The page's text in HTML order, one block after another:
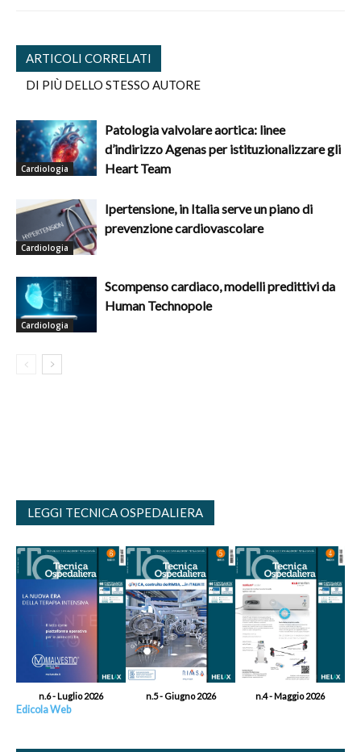
ARTICOLI CORRELATI
DI PIÙ DELLO STESSO AUTORE
Cardiologia
Patologia valvolare aortica: linee
d’indirizzo Agenas per istituzionalizzare gli
Heart Team
Cardiologia
Ipertensione, in Italia serve un piano di
prevenzione cardiovascolare
Cardiologia
Scompenso cardiaco, modelli predittivi da
Human Technopole
LEGGI TECNICA OSPEDALIERA
n.6 - Luglio 2026 n.5 - Giugno 2026 n.4 - Maggio 2026
Edicola Web